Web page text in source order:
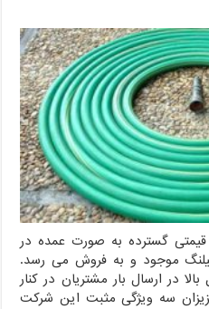
تنوع قیمتی گسترده به صورت عمده در
موجود و به فروش می رسد.
در ارسال بار مشتریان در کنار
سه ویژگی مثبت این شرکت